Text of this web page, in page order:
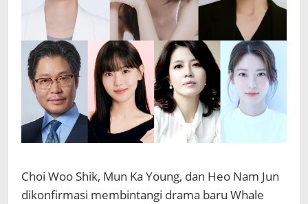
Choi Woo Shik, Mun Ka Young, dan Heo Nam Jun
dikonfirmasi membintangi drama baru Whale